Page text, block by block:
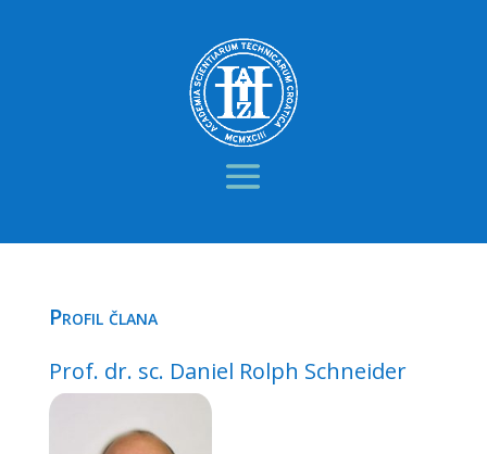
Profil člana
Prof. dr. sc. Daniel Rolph Schneider